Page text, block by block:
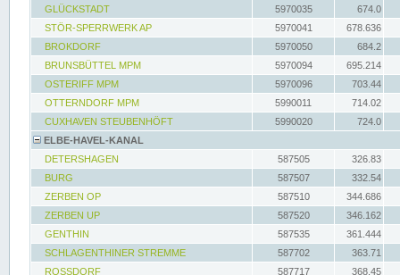
GLÜCKSTADT
5970035
674.0
STÖR-SPERRWERK AP
5970041
678.636
BROKDORF
5970050
684.2
BRUNSBÜTTEL MPM
5970094
695.214
OSTERIFF MPM
5970096
703.44
OTTERNDORF MPM
5990011
714.02
CUXHAVEN STEUBENHÖFT
5990020
724.0
ELBE-HAVEL-KANAL
DETERSHAGEN
587505
326.83
BURG
587507
332.54
ZERBEN OP
587510
344.686
ZERBEN UP
587520
346.162
GENTHIN
587535
361.444
SCHLAGENTHINER STREMME
587702
363.71
ROSSDORF
587717 368.45